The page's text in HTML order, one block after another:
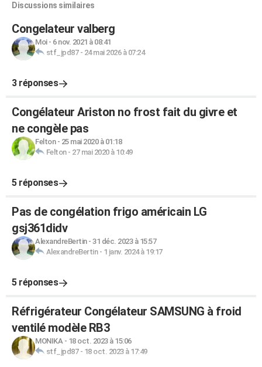
Discussions similaires
Congelateur valberg
Moi- 6 nov. 2021 à 08:41
stf_jpd87- 24 mai 2026 à 07:24
3 réponses
Congélateur Ariston no frost fait du givre et
ne congèle pas
Felton- 25 mai 2020 à 01:18
Felton- 27 mai 2020 à 10:49
5 réponses
Pas de congélation frigo américain LG
gsj361didv
AlexandreBertin- 31 déc. 2023 à 15:57
AlexandreBertin- 1 janv. 2024 à 19:17
5 réponses
Réfrigérateur Congélateur SAMSUNG à froid
ventilé modèle RB3
MONIKA- 18 oct. 2023 à 15:06
stf_jpd87- 18 oct. 2023 à 17:49